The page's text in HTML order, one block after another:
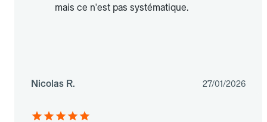
mais ce n'est pas systématique.
Nicolas R. 27/01/2026